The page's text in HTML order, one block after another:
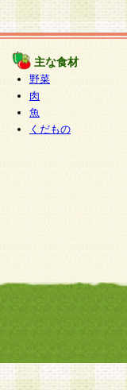
4.本規約は
の当社によ
たものとみ
5.当社がお
で提 供いた
自らの個人
をお預かり
商品やサー
了承くださ
6.当社は、
加・ 利用停
て確認でき
いただきま
ります。
1.会員とは
了し、当社
が以下に該
主な食材
野菜
肉
魚
くだもの